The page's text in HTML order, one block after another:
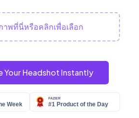
าพที่นี่หรือคลิกเพื่อเลือก
Your Headshot Instantly